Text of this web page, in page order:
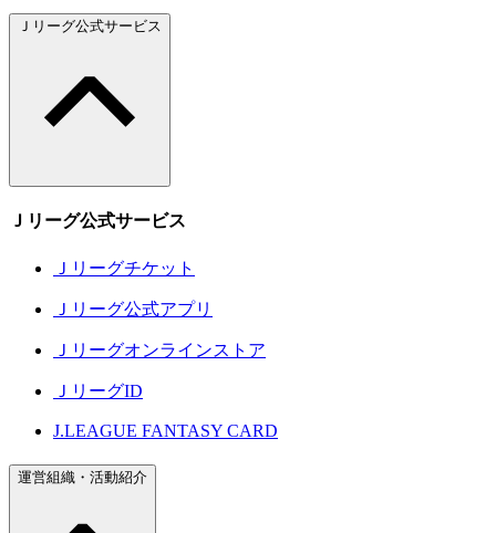
Ｊリーグ公式サービス
Ｊリーグ公式サービス
Ｊリーグチケット
Ｊリーグ公式アプリ
Ｊリーグオンラインストア
ＪリーグID
J.LEAGUE FANTASY CARD
運営組織・活動紹介